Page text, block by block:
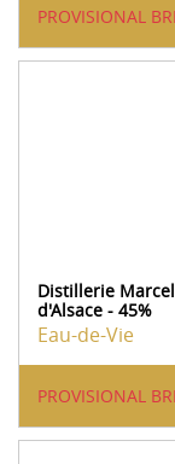
PROVISIONAL
Distillerie
d'Alsace - 45%
Eau-de-Vie
PROVISIONAL